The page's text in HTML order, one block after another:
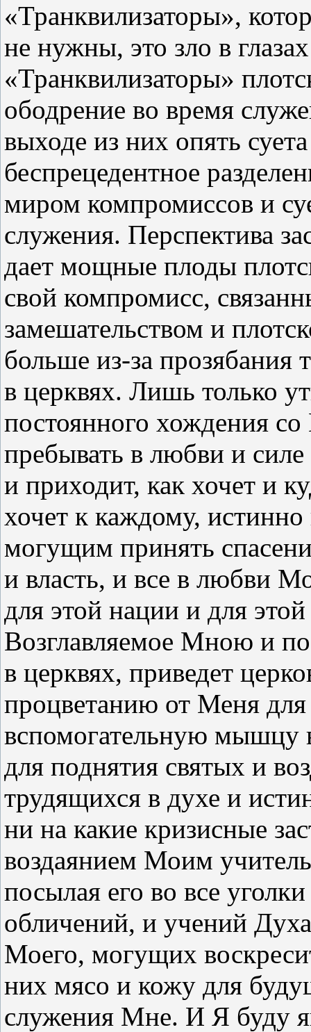
«Транквилизаторы»,
не нужны, это зло в
«Транквилизаторы»
ободрение во время
выходе из них опять
беспрецедентное
миром компромиссов и
служения. Перспектива
дает мощные плоды
свой компромисс,
замешательством и
больше из-за прозябания
в церквях. Лишь только
постоянного хождения
пребывать в любви и
и приходит, как хочет и
хочет к каждому,
могущим принять
и власть, и все в любви
для этой нации и для
Возглавляемое Мною и
в церквях, приведет
процветанию от Меня
вспомогательную мышцу
для поднятия святых и
трудящихся в духе и
ни на какие кризисные
воздаянием Моим
посылая его во все
обличений, и учений Духа
Моего, могущих
них мясо и кожу для
служения Мне. И Я буду